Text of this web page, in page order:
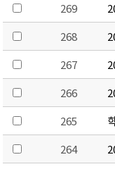
269
268
267
266
265
264